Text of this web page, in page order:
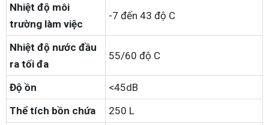
Nhiệt độ môi
trường làm việc
-7 đến 43 độ C
Nhiệt độ nước đầu
ra tối đa
55/60 độ C
Độ ồn
<45dB
Thể tích bồn chứa
250 L